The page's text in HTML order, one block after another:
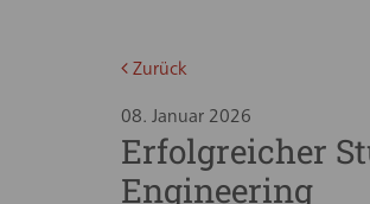
Zurück
08. Januar 2026
Erfolgreicher
Engineering